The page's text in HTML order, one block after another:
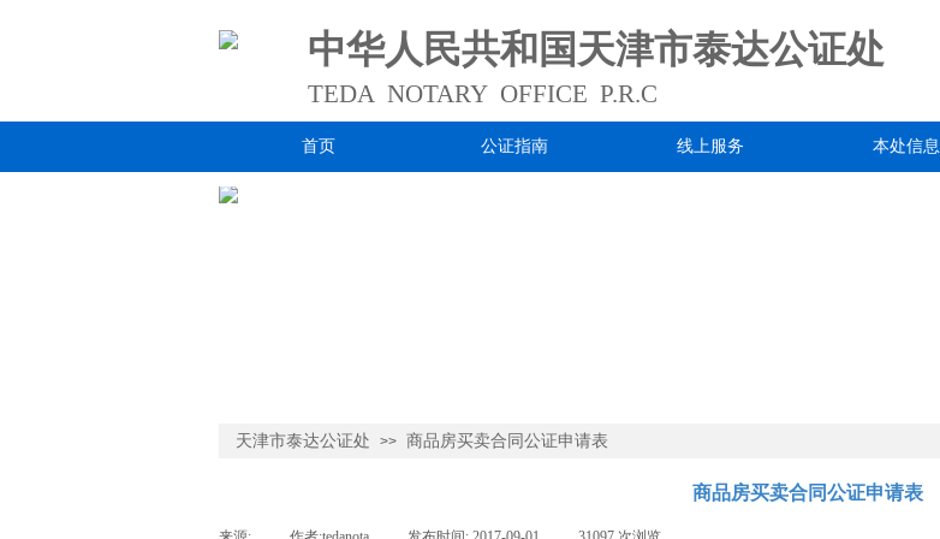
中华人民共和国天津市泰达公证处
TEDA NOTARY OFFICE P.R.C
首页 公证指南 线上服务 本处信息
天津市泰达公证处 >> 商品房买卖合同公证申请表
商品房买卖合同公证申请表